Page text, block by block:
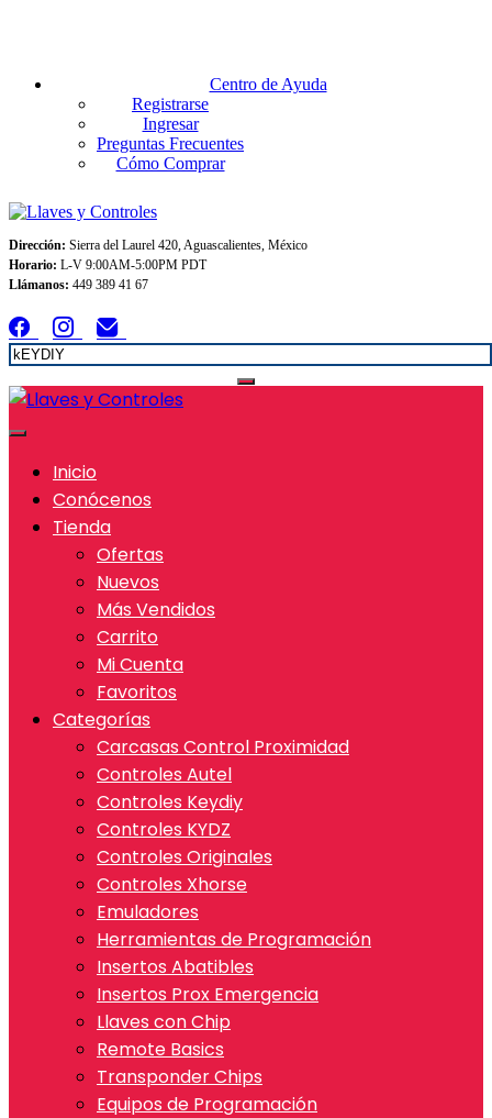
Centro de Ayuda
Registrarse
Ingresar
Preguntas Frecuentes
Cómo Comprar
Dirección: Sierra del Laurel 420, Aguascalientes, México
Horario: L-V 9:00AM-5:00PM PDT
Llámanos: 449 389 41 67
Inicio
Conócenos
Tienda
Ofertas
Nuevos
Más Vendidos
Carrito
Mi Cuenta
Favoritos
Categorías
Carcasas Control Proximidad
Controles Autel
Controles Keydiy
Controles KYDZ
Controles Originales
Controles Xhorse
Emuladores
Herramientas de Programación
Insertos Abatibles
Insertos Prox Emergencia
Llaves con Chip
Remote Basics
Transponder Chips
Equipos de Programación